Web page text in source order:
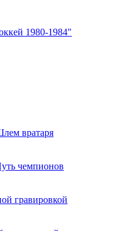
1980-1984"
вратаря
чемпионов
гравировкой